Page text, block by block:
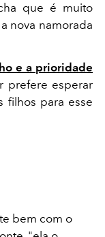
que é muito
nova namorada
e a prioridade
prefere esperar
filhos para esse
bem com o